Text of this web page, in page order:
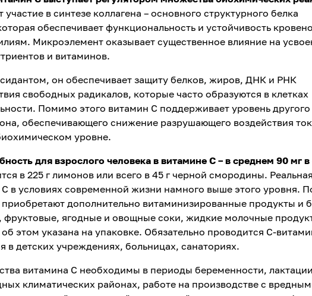
в синтезе коллагена – основного структурного белка
обеспечивает функциональность и устойчивость
Микроэлемент оказывает существенное влияние на
и витаминов.
он обеспечивает защиту белков, жиров, ДНК и РНК
свободных радикалов, которые часто образуются в клетках
Помимо этого витамин С поддерживает уровень
обеспечивающего снижение разрушающего воздействия
уровне.
для взрослого человека в витамине С – в среднем 90 мг в
в 225 г лимонов или всего в 45 г черной смородины.
С в условиях современной жизни намного выше этого уровня.
дополнительно витаминизированные продукты и
фруктовые, ягодные и овощные соки, жидкие молочные
этом указана на упаковке. Обязательно проводится С-
в детских учреждениях, больницах, санаториях.
витамина С необходимы в периоды беременности,
климатических районах, работе на производстве с